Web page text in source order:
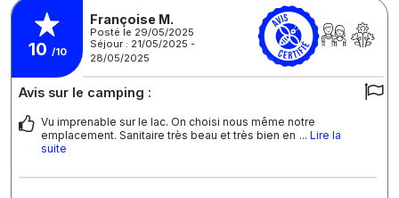
10 /10
Françoise M.
Posté le 29/05/2025
Séjour : 21/05/2025 -
28/05/2025
Avis sur le camping :
Vu imprenable sur le lac. On choisi nous même notre
emplacement. Sanitaire très beau et très bien en ... Lire la
suite